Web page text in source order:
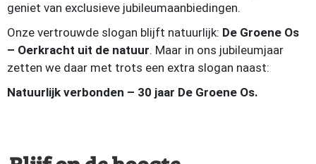
geniet van exclusieve jubileumaanbiedingen.
Onze vertrouwde slogan blijft natuurlijk: De Groene Os
– Oerkracht uit de natuur. Maar in ons jubileumjaar
zetten we daar met trots een extra slogan naast:
Natuurlijk verbonden – 30 jaar De Groene Os.